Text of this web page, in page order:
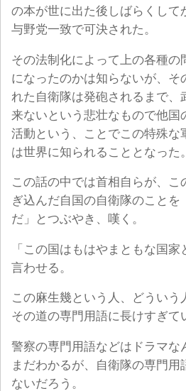
の本が世に出た後しばらくして
与野党一致で可決された。
その法制化によって上の各種の
になったのかは知らないが、そ
れた自衛隊は発砲されるまで、
来ないという悲壮なもので他国
活動という、ことでこの特殊な
は世界に知られることとなった。
この話の中では首相自らが、こ
ぎ込んだ自国の自衛隊のことを
だ」とつぶやき、嘆く。
「この国はもはやまともな国
言わせる。
この麻生幾という人、どういう
その道の専門用語に長けすぎて
警察の専門用語などはドラマな
まだわかるが、自衛隊の専門
ないだろう。